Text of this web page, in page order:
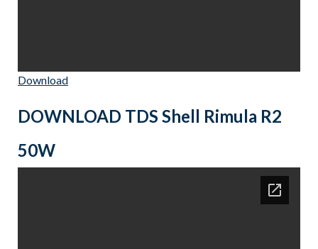
Download
DOWNLOAD TDS Shell Rimula R2
50W